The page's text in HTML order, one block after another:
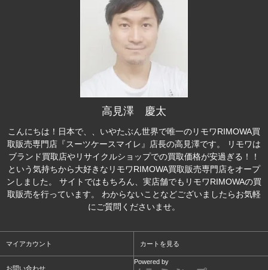
高見澤 慶太
こんにちは！日本で、、いやたぶん世界で唯一のリモワRIMOWA買
取販売専門店『スーツケースマイレ』店長の高見澤です。 リモワは
ブランド買取店やリサイクルショップでの買取価格が安過ぎる！！
という気持ちから大好きなリモワRIMOWA買取販売専門店をオープ
ンしました。 サイトではもちろん、実店舗でもリモワRIMOWAの買
取販売を行っています。 わからないことなどございましたらお気軽
にご質問くださいませ。
マイアカウント カートを見る
お問い合わせ
Powered by